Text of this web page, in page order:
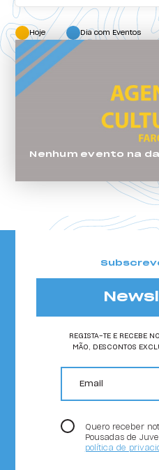
Hoje Dia com Eventos
Nenhum evento na
REGISTA-TE E RECEBE
MÃO, DESCONTOS
email
Quero receber
Pousadas de
política de